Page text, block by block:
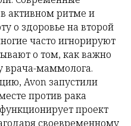
активном ритме и
о здоровье на второй
часто игнорируют
о том, как важно
врача-маммолога.
Avon запустили
против рака
проект
своевременному